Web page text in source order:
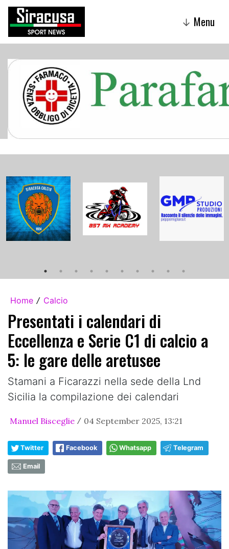
↓ Menu
Home / Calcio
Presentati i calendari di
Eccellenza e Serie C1 di calcio a
5: le gare delle aretusee
Stamani a Ficarazzi nella sede della Lnd
Sicilia la compilazione dei calendari
Manuel Bisceglie / 04 September 2025, 13:21
Twitter Facebook Whatsapp Telegram
Email